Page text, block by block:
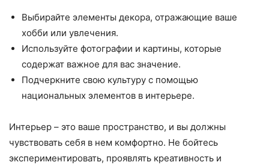
Выбирайте элементы декора, отражающие ваше
хобби или увлечения.
Используйте фотографии и картины, которые
содержат важное для вас значение.
Подчеркните свою культуру с помощью
национальных элементов в интерьере.
Интерьер – это ваше пространство, и вы должны
чувствовать себя в нем комфортно. Не бойтесь
экспериментировать, проявлять креативность и